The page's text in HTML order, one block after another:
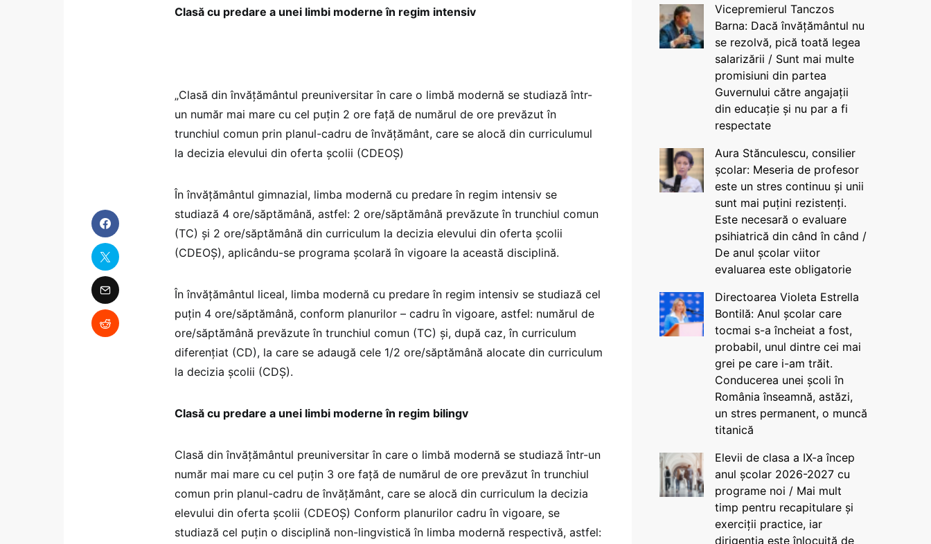
Clasă cu predare a unei limbi moderne în regim intensiv
„Clasă din învățământul preuniversitar în care o limbă modernă se studiază într-
un număr mai mare cu cel puțin 2 ore față de numărul de ore prevăzut în
trunchiul comun prin planul-cadru de învățământ, care se alocă din curriculumul
la decizia elevului din oferta școlii (CDEOȘ)
În învăţământul gimnazial, limba modernă cu predare în regim intensiv se
studiază 4 ore/săptămână, astfel: 2 ore/săptămână prevăzute în trunchiul comun
(TC) şi 2 ore/săptămână din curriculum la decizia elevului din oferta şcolii
(CDEOŞ), aplicându-se programa școlară în vigoare la această disciplină.
În învăţământul liceal, limba modernă cu predare în regim intensiv se studiază cel
puţin 4 ore/săptămână, conform planurilor – cadru în vigoare, astfel: numărul de
ore/săptămână prevăzute în trunchiul comun (TC) şi, după caz, în curriculum
diferenţiat (CD), la care se adaugă cele 1/2 ore/săptămână alocate din curriculum
la decizia şcolii (CDŞ).
Clasă cu predare a unei limbi moderne în regim bilingv
Clasă din învățământul preuniversitar în care o limbă modernă se studiază într-un
număr mai mare cu cel puțin 3 ore față de numărul de ore prevăzut în trunchiul
comun prin planul-cadru de învățământ, care se alocă din curriculum la decizia
elevului din oferta şcolii (CDEOŞ) Conform planurilor cadru în vigoare, se
studiază cel puţin o disciplină non-lingvistică în limba modernă respectivă, astfel:
Vicepremierul Tanczos
Barna: Dacă învățământul nu
se rezolvă, pică toată legea
salarizării / Sunt mai multe
promisiuni din partea
Guvernului către angajații
din educație și nu par a fi
respectate
Aura Stănculescu, consilier
școlar: Meseria de profesor
este un stres continuu și unii
sunt mai puțini rezistenți.
Este necesară o evaluare
psihiatrică din când în când /
De anul școlar viitor
evaluarea este obligatorie
Directoarea Violeta Estrella
Bontilă: Anul școlar care
tocmai s-a încheiat a fost,
probabil, unul dintre cei mai
grei pe care i-am trăit.
Conducerea unei școli în
România înseamnă, astăzi,
un stres permanent, o muncă
titanică
Elevii de clasa a IX-a încep
anul școlar 2026-2027 cu
programe noi / Mai mult
timp pentru recapitulare și
exerciții practice, iar
dirigenția este înlocuită de